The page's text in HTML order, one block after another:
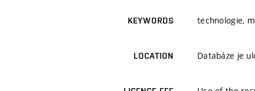
KEYWORDS technologie,
LOCATION Databáze je